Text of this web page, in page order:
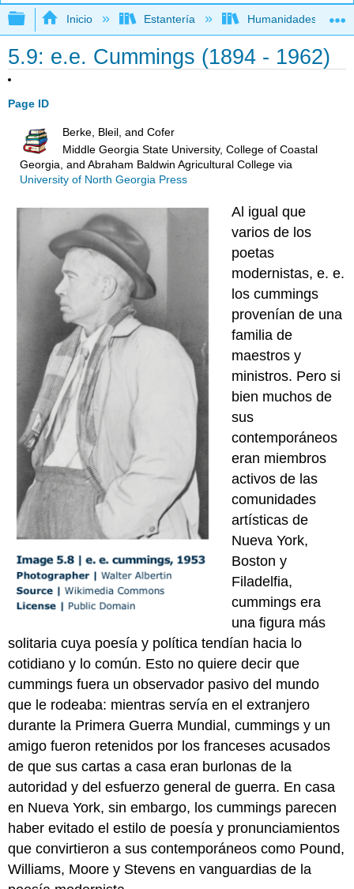
Expandir/contraer jerarquía global
Inicio Estantería Humanidades
5.9: e.e. Cummings (1894 - 1962)
Page ID
Berke, Bleil, and Cofer
Middle Georgia State University, College of Coastal
Georgia, and Abraham Baldwin Agricultural Collegevia
University of North Georgia Press
Al igual que
varios de los
poetas
modernistas, e. e.
los cummings
provenían de una
familia de
maestros y
ministros. Pero si
bien muchos de
sus
contemporáneos
eran miembros
activos de las
comunidades
artísticas de
Nueva York,
Boston y
Filadelfia,
cummings era
una figura más
solitaria cuya poesía y política tendían hacia lo
cotidiano y lo común. Esto no quiere decir que
cummings fuera un observador pasivo del mundo
que le rodeaba: mientras servía en el extranjero
durante la Primera Guerra Mundial, cummings y un
amigo fueron retenidos por los franceses acusados
de que sus cartas a casa eran burlonas de la
autoridad y del esfuerzo general de guerra. En casa
en Nueva York, sin embargo, los cummings parecen
haber evitado el estilo de poesía y pronunciamientos
que convirtieron a sus contemporáneos como Pound,
Williams, Moore y Stevens en vanguardias de la